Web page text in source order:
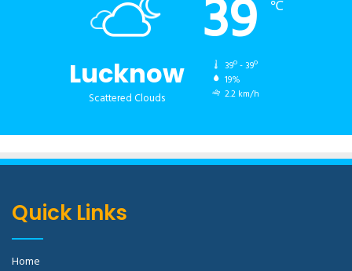
Lucknow
Scattered Clouds
39 ℃
39º - 39º
19%
2.2 km/h
Quick Links
Home